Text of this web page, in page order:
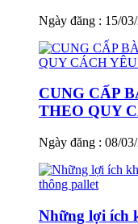
Ngày đăng : 15/
CUNG CẤP
THEO QUY
Ngày đăng : 08/
Những lợi ích